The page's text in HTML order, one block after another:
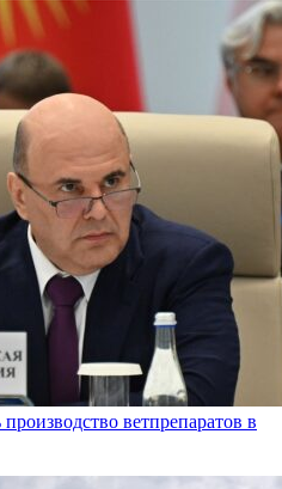
ветпрепаратов в